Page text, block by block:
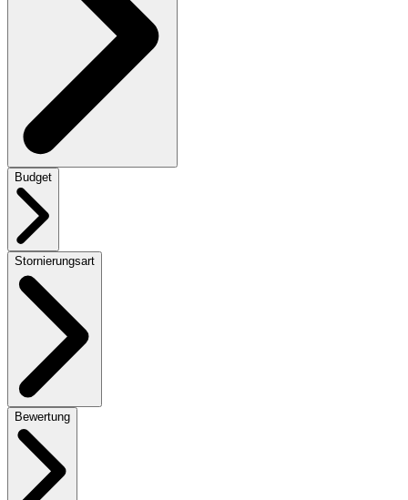
Budget
Stornierungsart
Bewertung